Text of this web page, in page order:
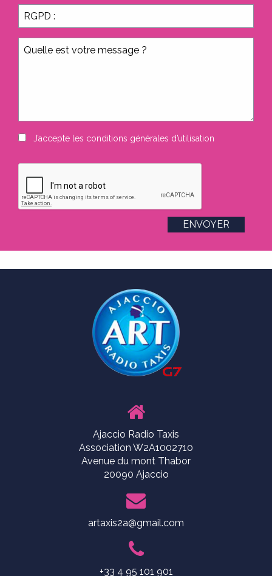
J’accepte les conditions générales d’utilisation
ENVOYER
Ajaccio Radio Taxis
Association W2A1002710
Avenue du mont Thabor
20090 Ajaccio
artaxis2a@gmail.com
+33 4 95 101 901